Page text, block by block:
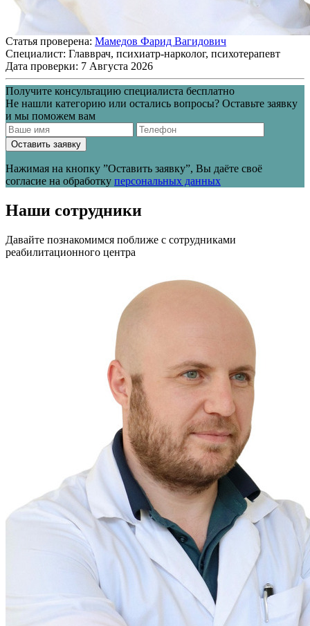
Статья проверена: Мамедов Фарид Вагидович
Специалист: Главврач, психиатр-нарколог, психотерапевт
Дата проверки: 7 Августа 2026
Получите консультацию специалиста бесплатно
Не нашли категорию или остались вопросы? Оставьте заявку
и мы поможем вам
Оставить заявку
Нажимая на кнопку ”Оставить заявку”, Вы даёте своё
согласие на обработку персональных данных
Наши сотрудники
Давайте познакомимся поближе с сотрудниками
реабилитационного центра